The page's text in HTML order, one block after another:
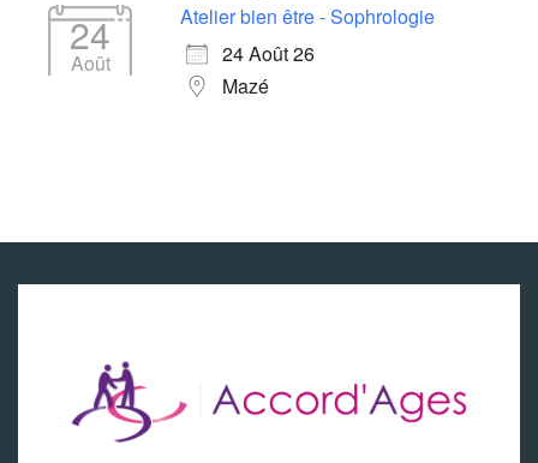
24
Août
Atelier bien être - Sophrologie
24 Août 26
Mazé